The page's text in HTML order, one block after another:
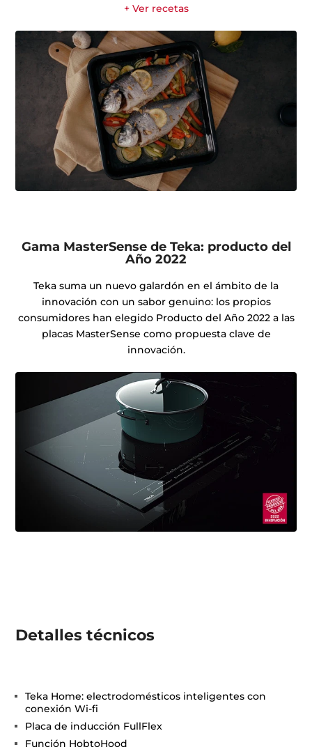
+ Ver recetas
Gama MasterSense de Teka: producto del
Año 2022
Teka suma un nuevo galardón en el ámbito de la
innovación con un sabor genuino: los propios
consumidores han elegido Producto del Año 2022 a las
placas MasterSense como propuesta clave de
innovación.
Detalles técnicos
Teka Home: electrodomésticos inteligentes con
conexión Wi-fi
Placa de inducción FullFlex
Función HobtoHood